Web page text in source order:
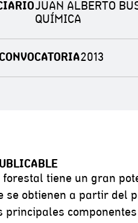
JUAN ALBERTO
QUÍMICA
2013
forestal tiene un gran
se obtienen a partir del
principales